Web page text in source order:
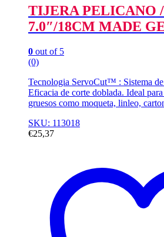
TIJERA PELICANO
7.0″/18CM MADE
0 out of 5
(0)
Tecnologia ServoCut™ : Sistema
Eficacia de corte doblada. Ideal
gruesos como moqueta, linleo,
SKU: 113018
€25,37